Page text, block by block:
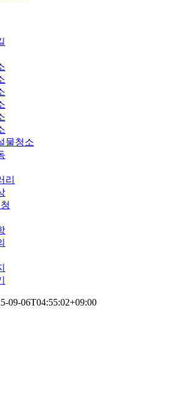
물청소
리
09-06T04:55:02+09:00